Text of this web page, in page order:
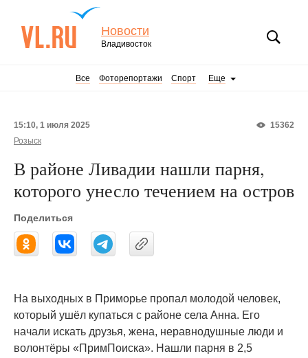
Новости
Владивосток
Все Фоторепортажи Спорт Еще
15362
15:10, 1 июля 2025
Розыск
В районе Ливадии нашли парня,
которого унесло течением на остров
Поделиться
На выходных в Приморье пропал молодой человек,
который ушёл купаться с районе села Анна. Его
начали искать друзья, жена, неравнодушные люди и
волонтёры «ПримПоиска». Нашли парня в 2,5